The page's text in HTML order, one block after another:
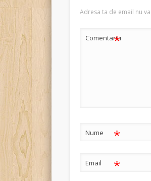
Adresa ta de email nu
Comentariu
*
Nume *
Email *